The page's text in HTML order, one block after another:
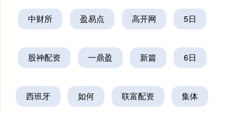
中财所 盈易点 高开网 5日
股神配资 一鼎盈 新篇 6日
西班牙 如何 联富配资 集体